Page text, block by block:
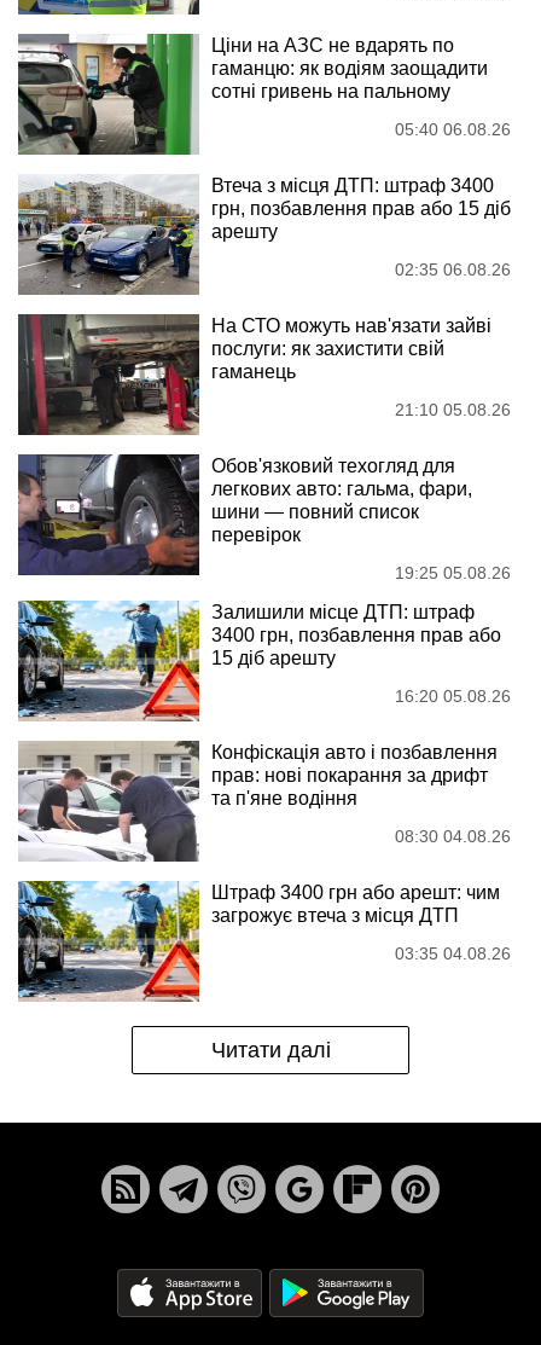
Ціни на АЗС не вдарять по
гаманцю: як водіям заощадити
сотні гривень на пальному
05:40 06.08.26
Втеча з місця ДТП: штраф 3400
грн, позбавлення прав або 15 діб
арешту
02:35 06.08.26
На СТО можуть нав'язати зайві
послуги: як захистити свій
гаманець
21:10 05.08.26
Обов'язковий техогляд для
легкових авто: гальма, фари,
шини — повний список
перевірок
19:25 05.08.26
Залишили місце ДТП: штраф
3400 грн, позбавлення прав або
15 діб арешту
16:20 05.08.26
Конфіскація авто і позбавлення
прав: нові покарання за дрифт
та п'яне водіння
08:30 04.08.26
Штраф 3400 грн або арешт: чим
загрожує втеча з місця ДТП
03:35 04.08.26
Читати далі